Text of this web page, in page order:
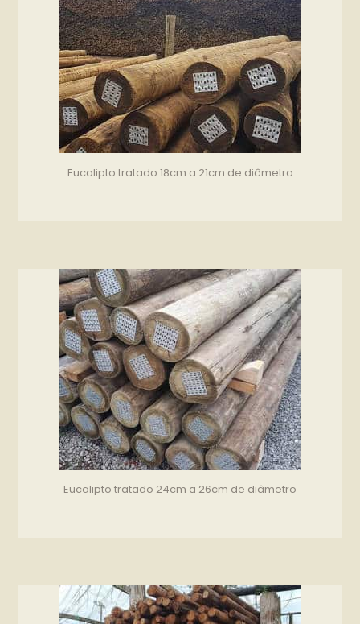
Eucalipto tratado 18cm a 21cm de diâmetro
Eucalipto tratado 24cm a 26cm de diâmetro